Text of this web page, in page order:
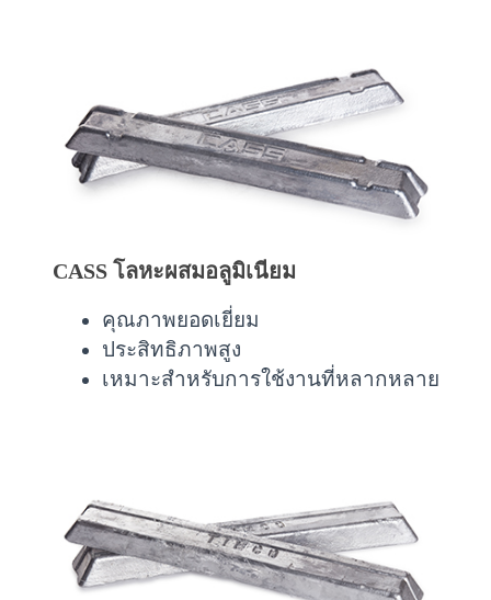
CASS โลหะผสมอลูมิเนียม
คุณภาพยอดเยี่ยม
ประสิทธิภาพสูง
เหมาะสำหรับการใช้งานที่หลากหลาย